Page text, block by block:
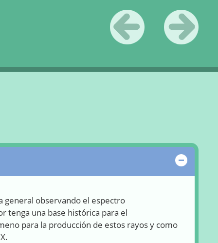
«Anterior Siguiente
general observando el espectro
tenga una base histórica para el
para la producción de estos rayos y como